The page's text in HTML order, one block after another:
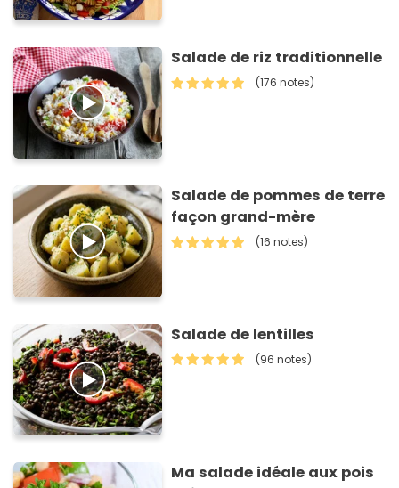
Salade de riz traditionnelle
(176 notes)
Salade de pommes de terre
façon grand-mère
(16 notes)
Salade de lentilles
(96 notes)
Ma salade idéale aux pois